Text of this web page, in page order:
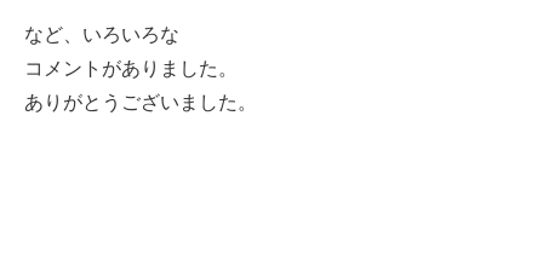
など、いろいろな
コメントがありました。
ありがとうございました。